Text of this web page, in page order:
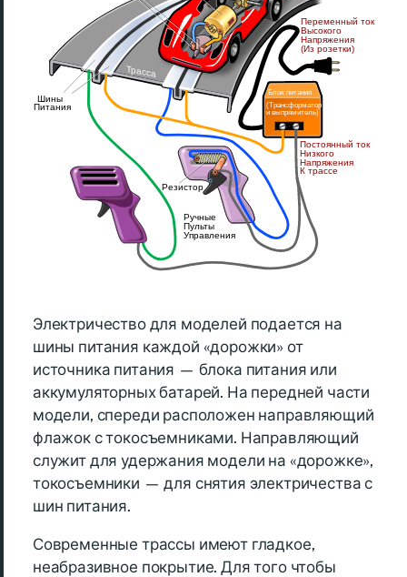
Электричество для моделей подается на
шины питания каждой «дорожки» от
источника питания — блока питания или
аккумуляторных батарей. На передней части
модели, спереди расположен направляющий
флажок с токосъемниками. Направляющий
служит для удержания модели на «дорожке»,
токосъемники — для снятия электричества с
шин питания.
Современные трассы имеют гладкое,
неабразивное покрытие. Для того чтобы